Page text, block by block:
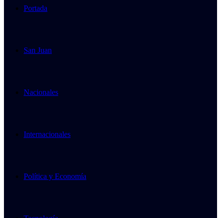
Portada
San Juan
Nacionales
Internacionales
Política y Economía